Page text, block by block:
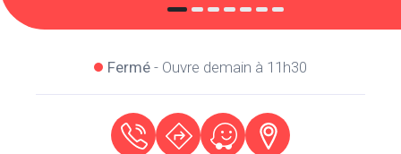
Fermé - Ouvre demain à 11h30